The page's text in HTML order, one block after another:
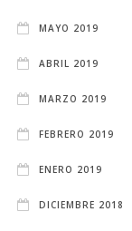
MAYO 2019
ABRIL 2019
MARZO 2019
FEBRERO 2019
ENERO 2019
DICIEMBRE 2018